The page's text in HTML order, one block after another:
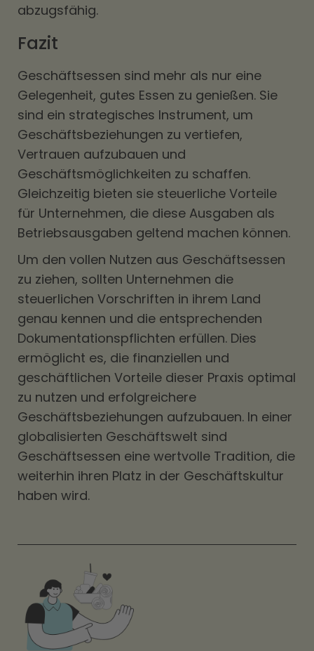
abzugsfähig.
Fazit
Geschäftsessen sind mehr als nur eine
Gelegenheit, gutes Essen zu genießen. Sie
sind ein strategisches Instrument, um
Geschäftsbeziehungen zu vertiefen,
Vertrauen aufzubauen und
Geschäftsmöglichkeiten zu schaffen.
Gleichzeitig bieten sie steuerliche Vorteile
für Unternehmen, die diese Ausgaben als
Betriebsausgaben geltend machen können.
Um den vollen Nutzen aus Geschäftsessen
zu ziehen, sollten Unternehmen die
steuerlichen Vorschriften in ihrem Land
genau kennen und die entsprechenden
Dokumentationspflichten erfüllen. Dies
ermöglicht es, die finanziellen und
geschäftlichen Vorteile dieser Praxis optimal
zu nutzen und erfolgreichere
Geschäftsbeziehungen aufzubauen. In einer
globalisierten Geschäftswelt sind
Geschäftsessen eine wertvolle Tradition, die
weiterhin ihren Platz in der Geschäftskultur
haben wird.